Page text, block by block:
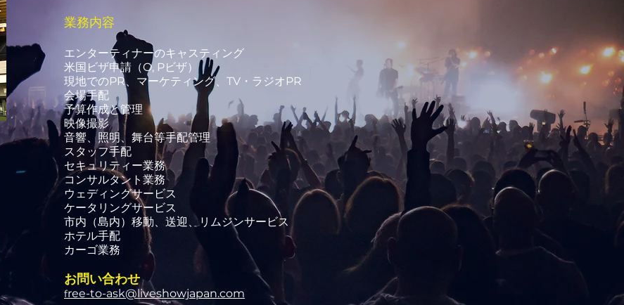
業務内容
エンターティナーのキャスティング
米国ビザ申請（O, Pビザ）
現地でのPR、マーケティング、TV・ラジオPR
会場手配
予算作成と管理
映像撮影
音響、照明、舞台等手配管理
スタッフ手配
セキュリティー業務
コンサルタント業務
ウェディングサービス
ケータリングサービス
市内（島内）移動、送迎、リムジンサービス
ホテル手配
カーゴ業務
お問い合わせ
free-to-ask@liveshowjapan.com